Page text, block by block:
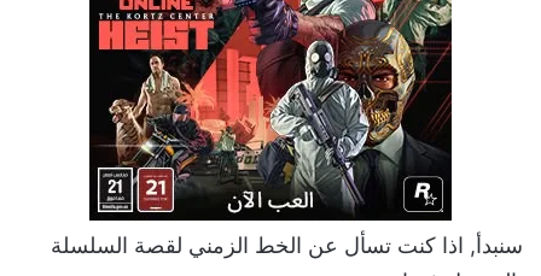
سنبدأ, اذا كنت تسأل عن الخط الزمني لقصة السلسلة